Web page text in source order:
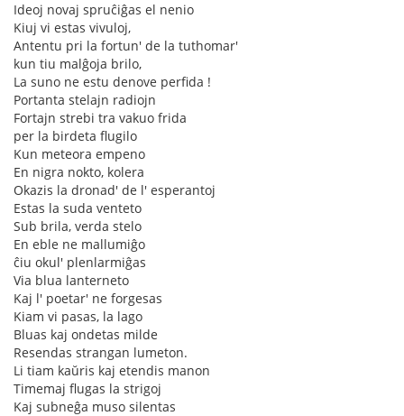
Ideoj novaj spruĉiĝas el nenio
Kiuj vi estas vivuloj,
Antentu pri la fortun' de la tuthomar'
kun tiu malĝoja brilo,
La suno ne estu denove perfida !
Portanta stelajn radiojn
Fortajn strebi tra vakuo frida
per la birdeta flugilo
Kun meteora empeno
En nigra nokto, kolera
Okazis la dronad' de l' esperantoj
Estas la suda venteto
Sub brila, verda stelo
En eble ne mallumiĝo
ĉiu okul' plenlarmiĝas
Via blua lanterneto
Kaj l' poetar' ne forgesas
Kiam vi pasas, la lago
Bluas kaj ondetas milde
Resendas strangan lumeton.
Li tiam kaŭris kaj etendis manon
Timemaj flugas la strigoj
Kaj subneĝa muso silentas